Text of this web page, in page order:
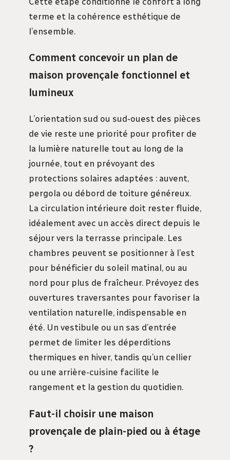
terme et la cohérence esthétique de
l’ensemble.
Comment concevoir un plan de
maison provençale fonctionnel et
lumineux
L’orientation sud ou sud-ouest des pièces
de vie reste une priorité pour profiter de
la lumière naturelle tout au long de la
journée, tout en prévoyant des
protections solaires adaptées : auvent,
pergola ou débord de toiture généreux.
La circulation intérieure doit rester fluide,
idéalement avec un accès direct depuis le
séjour vers la terrasse principale. Les
chambres peuvent se positionner à l’est
pour bénéficier du soleil matinal, ou au
nord pour plus de fraîcheur. Prévoyez des
ouvertures traversantes pour favoriser la
ventilation naturelle, indispensable en
été. Un vestibule ou un sas d’entrée
permet de limiter les déperditions
thermiques en hiver, tandis qu’un cellier
ou une arrière-cuisine facilite le
rangement et la gestion du quotidien.
Faut-il choisir une maison
provençale de plain-pied ou à étage
?